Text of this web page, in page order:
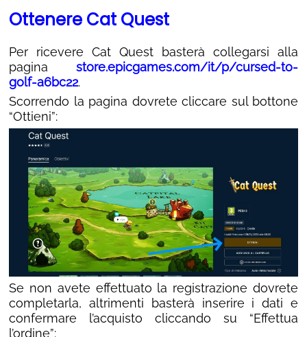
Ottenere Cat Quest
Per ricevere Cat Quest basterà collegarsi alla
pagina store.epicgames.com/it/p/cursed-to-
golf-a6bc22.
Scorrendo la pagina dovrete cliccare sul bottone
“Ottieni”:
Se non avete effettuato la registrazione dovrete
completarla, altrimenti basterà inserire i dati e
confermare l’acquisto cliccando su “Effettua
l’ordine”: